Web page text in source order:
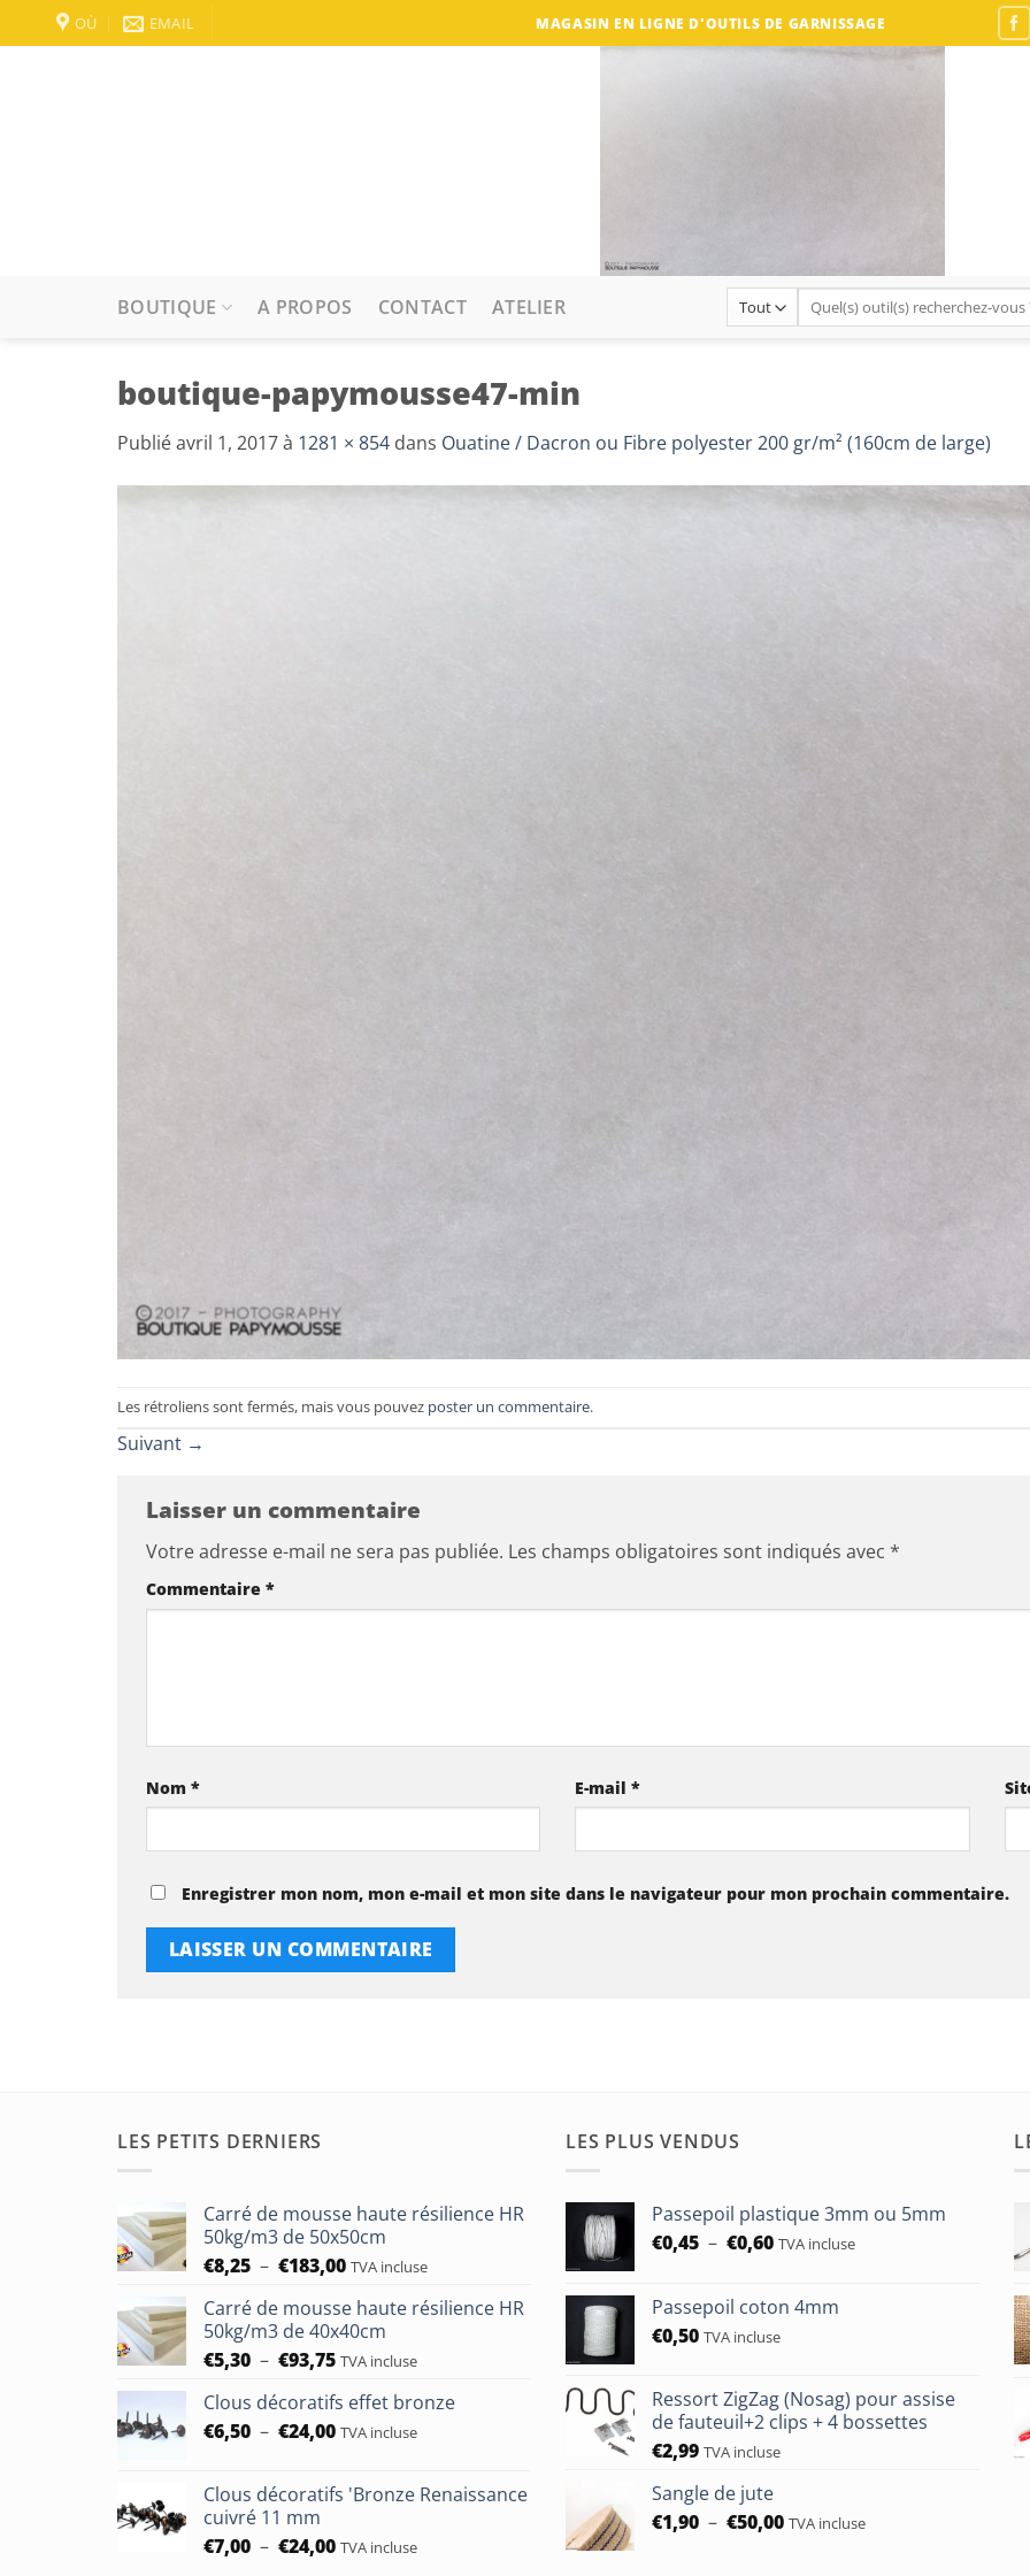
Passer
au
OÙ EMAIL MAGASIN EN LIGNE D'OUTILS DE GARNISSAGE
BOUTIQUE A PROPOS CONTACT ATELIER
Recherche
pour :
boutique-papymousse47-min
Publiéavril 1, 2017à 1281 × 854 dans Ouatine / Dacron ou Fibre polyester 200 gr/m² (160cm de large)
Les rétroliens sont fermés, mais vous pouvez poster un commentaire.
Suivant →
Laisser un commentaire
Votre adresse e-mail ne sera pas publiée. Les champs obligatoires sont indiqués avec *
Commentaire *
Nom * E-mail*
Enregistrer mon nom, mon e-mail et mon site dans le navigateur pour mon prochain commentaire.
LES PETITS DERNIERS
Carré de mousse haute résilience HR
50kg/m3 de 50x50cm
€8,25 – €183,00Plage
prix :
€8,25
à
TVA incluse
Carré de mousse haute résilience HR
50kg/m3 de 40x40cm
€5,30 – €93,75Plage
prix :
€5,30
TVA incluse
Clous décoratifs effet bronze
€6,50 – €24,00Plage
€6,50
€24,00
TVA incluse
Clous décoratifs 'Bronze Renaissance
cuivré 11 mm
€7,00 – €24,00Plage
TVA incluse
LES PLUS VENDUS
Passepoil plastique 3mm ou 5mm
€0,45 – €0,60Plage
€0,45
à
TVA incluse
Passepoil coton 4mm
€0,50 TVA incluse
Ressort ZigZag (Nosag) pour assise
de fauteuil+2 clips + 4 bossettes
€2,99 TVA incluse
Sangle de jute
€1,90 – €50,00Plage
TVA incluse